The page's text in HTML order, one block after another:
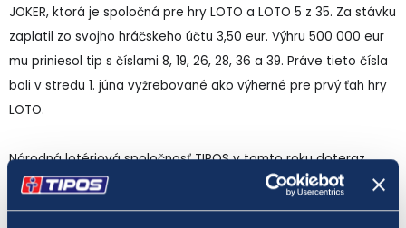
JOKER, ktorá je spoločná pre hry LOTO a LOTO 5 z 35. Za stávku
zaplatil zo svojho hráčskeho účtu 3,50 eur. Výhru 500 000 eur
mu priniesol tip s číslami 8, 19, 26, 28, 36 a 39. Práve tieto čísla
boli v stredu 1. júna vyžrebované ako výherné pre prvý ťah hry
LOTO.
Národná lotériová spoločnosť TIPOS v tomto roku doteraz
zaregistrovala dve výhry v prvom poradí prvého ťahu hry
LOTO
a dve výhry v prvom poradí v druhom ťahu. Z týchto štyroch